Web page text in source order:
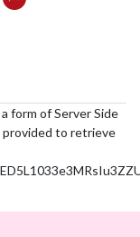
form of Server Side
to retrieve